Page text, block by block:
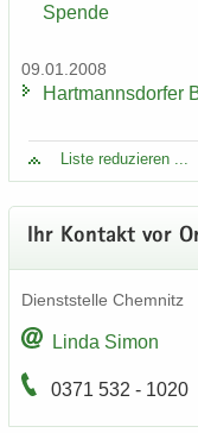
Spen­de
09.01.2008
Hart­manns­dor­fer
Liste re­du­zie­ren ...
Ihr Kon­takt vor
Dienst­stel­le Chem­nitz
Linda Simon
0371 532 - 1020